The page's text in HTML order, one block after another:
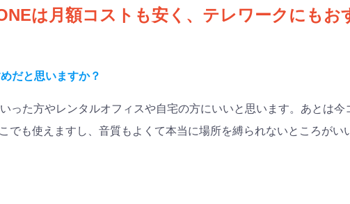
は月額コストも安く、テレワークにもお
だと思いますか？
った方やレンタルオフィスや自宅の方にいいと思います。あとは今
でも使えますし、音質もよくて本当に場所を縛られないところがい